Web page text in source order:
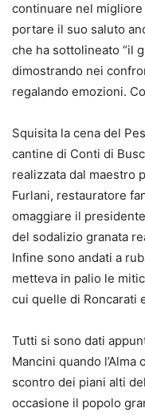
continuare nel
portare il suo saluto
che ha sottolineato “il
dimostrando nei
regalando emozioni.
Squisita la cena del
cantine di Conti di
realizzata dal maestro
Furlani, restauratore
omaggiare il
del sodalizio granata
Infine sono andati a
metteva in palio le
cui quelle di Roncarati
Tutti si sono dati
Mancini quando
scontro dei piani alti
occasione il popolo